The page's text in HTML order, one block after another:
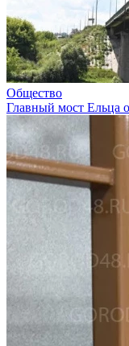
Общество
Главный мост Ельца